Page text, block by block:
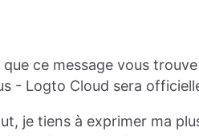
que ce message vous
- Logto Cloud sera
je tiens à exprimer ma